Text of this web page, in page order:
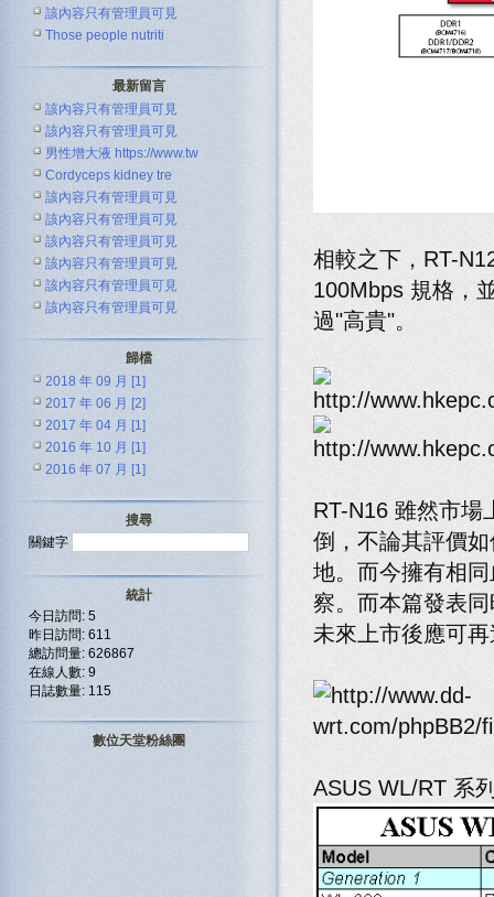
相較之下，RT-
100Mbps 規格，
過"高貴"。
RT-N16 雖然市場
倒，不論其評價
地。而今擁有相
察。而本篇發表
未來上市後應可
ASUS WL/RT 系
該內容只有管理員可見
Those people nutriti
最新留言
該內容只有管理員可見
該內容只有管理員可見
男性增大液 https://www.tw
Cordyceps kidney tre
該內容只有管理員可見
該內容只有管理員可見
該內容只有管理員可見
該內容只有管理員可見
該內容只有管理員可見
該內容只有管理員可見
歸檔
2018 年 09 月 [1]
2017 年 06 月 [2]
2017 年 04 月 [1]
2016 年 10 月 [1]
2016 年 07 月 [1]
搜尋
關鍵字
統計
今日訪問: 5
昨日訪問: 611
總訪問量: 626867
在線人數: 9
日誌數量: 115
數位天堂粉絲團